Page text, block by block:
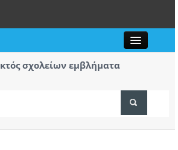
σχολείων εμβλήματα
Λευκάρων – Έναρξη /